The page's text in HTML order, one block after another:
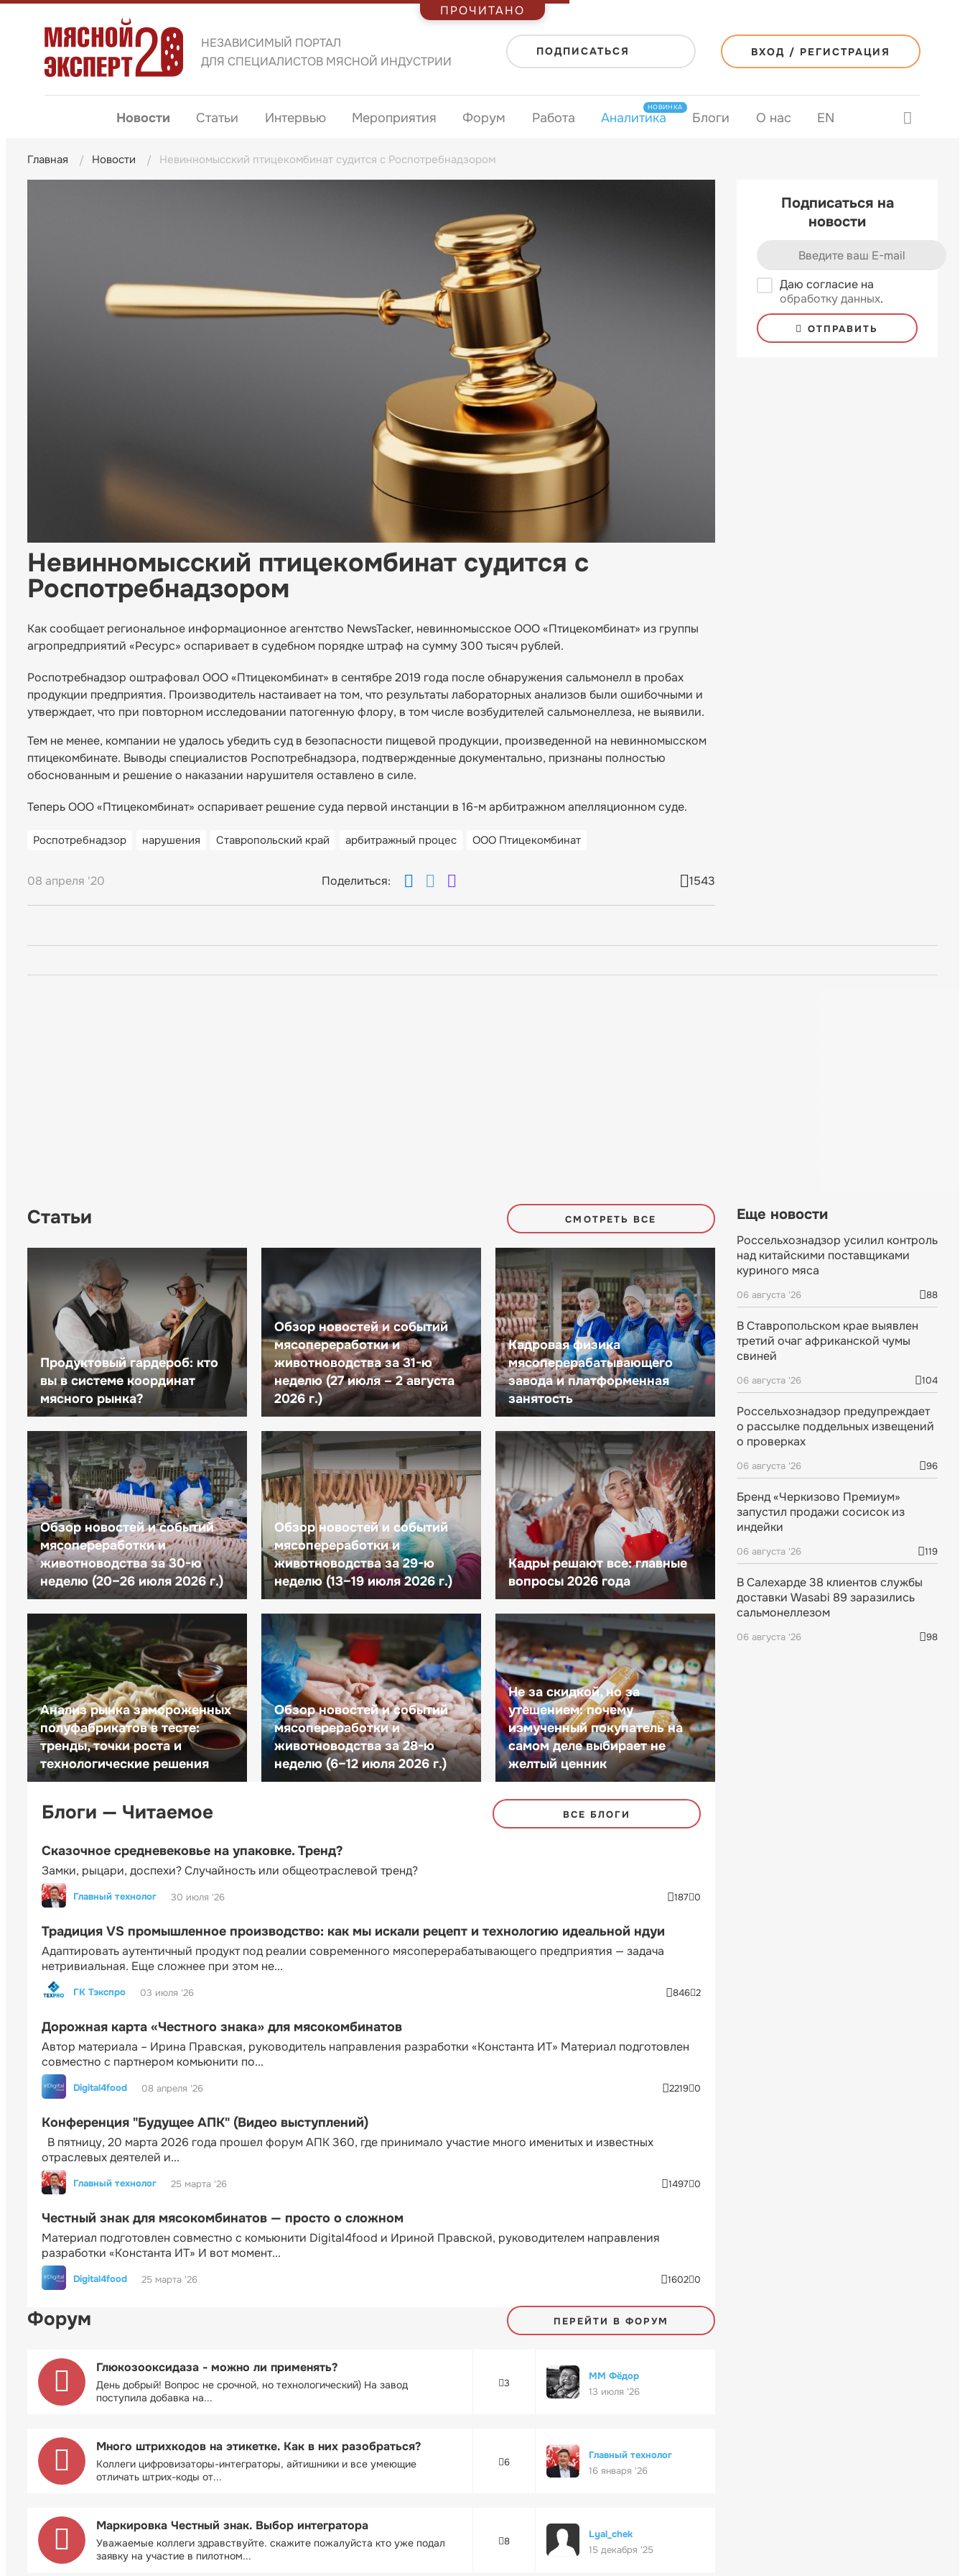
НЕЗАВИСИМЫЙ ПОРТАЛ
ДЛЯ СПЕЦИАЛИСТОВ МЯСНОЙ ИНДУСТРИИ
ПОДПИСАТЬСЯ ВХОД / РЕГИСТРАЦИЯ
Новости Статьи Интервью Мероприятия Форум Работа Аналитика
НОВИНКА
Блоги О нас EN
Главная Новости Невинномысский птицекомбинат судится с Роспотребнадзором
Невинномысский птицекомбинат судится с
Роспотребнадзором
Как сообщает региональное информационное агентство NewsTacker, невинномысское ООО «Птицекомбинат» из группы
агропредприятий «Ресурс» оспаривает в судебном порядке штраф на сумму 300 тысяч рублей.
Роспотребнадзор оштрафовал ООО «Птицекомбинат» в сентябре 2019 года после обнаружения сальмонелл в пробах
продукции предприятия. Производитель настаивает на том, что результаты лабораторных анализов были ошибочными и
утверждает, что при повторном исследовании патогенную флору, в том числе возбудителей сальмонеллеза, не выявили.
Тем не менее, компании не удалось убедить суд в безопасности пищевой продукции, произведенной на невинномысском
птицекомбинате. Выводы специалистов Роспотребнадзора, подтвержденные документально, признаны полностью
обоснованным и решение о наказании нарушителя оставлено в силе.
Теперь ООО «Птицекомбинат» оспаривает решение суда первой инстанции в 16-м арбитражном апелляционном суде.
Роспотребнадзор нарушения Ставропольский край арбитражный процес ООО Птицекомбинат
08 апреля '20 Поделиться: 1543
Подписаться на
новости
Даю согласие на
обработку данных.
ОТПРАВИТЬ
Статьи СМОТРЕТЬ ВСЕ
Продуктовый гардероб: кто
вы в системе координат
мясного рынка?
Обзор новостей и событий
мясопереработки и
животноводства за 31-ю
неделю (27 июля – 2 августа
2026 г.)
Кадровая физика
мясоперерабатывающего
завода и платформенная
занятость
Обзор новостей и событий
мясопереработки и
животноводства за 30-ю
неделю (20–26 июля 2026 г.)
Обзор новостей и событий
мясопереработки и
животноводства за 29-ю
неделю (13–19 июля 2026 г.)
Кадры решают все: главные
вопросы 2026 года
Анализ рынка замороженных
полуфабрикатов в тесте:
тренды, точки роста и
технологические решения
Обзор новостей и событий
мясопереработки и
животноводства за 28-ю
неделю (6–12 июля 2026 г.)
Не за скидкой, но за
утешением: почему
измученный покупатель на
самом деле выбирает не
желтый ценник
Блоги — Читаемое ВСЕ БЛОГИ
Сказочное средневековье на упаковке. Тренд?
Замки, рыцари, доспехи? Случайность или общеотраслевой тренд?
Главный технолог 30 июля '26 187 0
Традиция VS промышленное производство: как мы искали рецепт и технологию идеальной ндуи
Адаптировать аутентичный продукт под реалии современного мясоперерабатывающего предприятия — задача
нетривиальная. Еще сложнее при этом не...
ГК Тэкспро 03 июля '26 846 2
Дорожная карта «Честного знака» для мясокомбинатов
Автор материала – Ирина Правская, руководитель направления разработки «Константа ИТ» Материал подготовлен
совместно с партнером комьюнити по...
Digital4food 08 апреля '26 2219 0
Конференция "Будущее АПК" (Видео выступлений)
В пятницу, 20 марта 2026 года прошел форум АПК 360, где принимало участие много именитых и известных
отраслевых деятелей и...
Главный технолог 25 марта '26 1497 0
Честный знак для мясокомбинатов — просто о сложном
Материал подготовлен совместно с комьюнити Digital4food и Ириной Правской, руководителем направления
разработки «Константа ИТ» И вот момент...
Digital4food 25 марта '26 1602 0
Форум ПЕРЕЙТИ В ФОРУМ
Глюкозооксидаза - можно ли применять?
День добрый! Вопрос не срочной, но технологический) На завод
поступила добавка на...
3
ММ Фёдор
13 июля '26
Много штрихкодов на этикетке. Как в них разобраться?
Коллеги цифровизаторы-интеграторы, айтишники и все умеющие
отличать штрих-коды от...
6
Главный технолог
16 января '26
Маркировка Честный знак. Выбор интегратора
Уважаемые коллеги здравствуйте. скажите пожалуйста кто уже подал
заявку на участие в пилотном...
8
Lyal_chek
15 декабря '25
Еще новости
Россельхознадзор усилил контроль
над китайскими поставщиками
куриного мяса
06 августа '26 88
В Ставропольском крае выявлен
третий очаг африканской чумы
свиней
06 августа '26 104
Россельхознадзор предупреждает
о рассылке поддельных извещений
о проверках
06 августа '26 96
Бренд «Черкизово Премиум»
запустил продажи сосисок из
индейки
06 августа '26 119
В Салехарде 38 клиентов службы
доставки Wasabi 89 заразились
сальмонеллезом
06 августа '26 98
ПРОЧИТАНО